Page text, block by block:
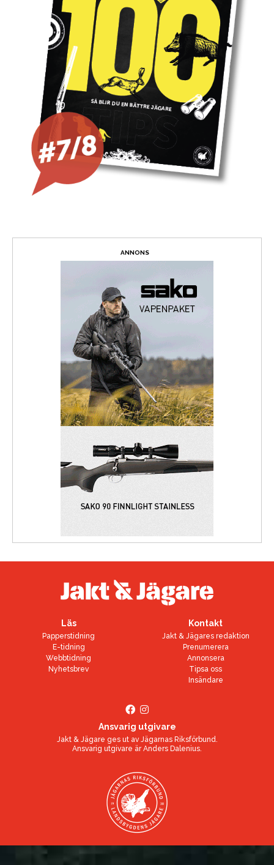
ANNONS
Läs
Papperstidning
E-tidning
Webbtidning
Nyhetsbrev
Kontakt
Jakt & Jägares redaktion
Prenumerera
Annonsera
Tipsa oss
Insändare
Ansvarig utgivare
Jakt & Jägare ges ut av Jägarnas Riksförbund.
Ansvarig utgivare ärAnders Dalenius.